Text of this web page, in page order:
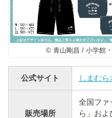
© 青山剛昌 / 小学館
公式サイト しまむ
販売場所
全国ファ
ら」およ